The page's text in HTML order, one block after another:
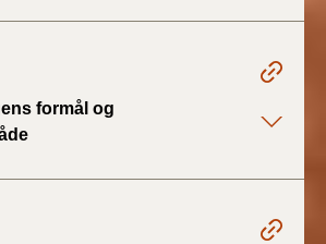
formål og